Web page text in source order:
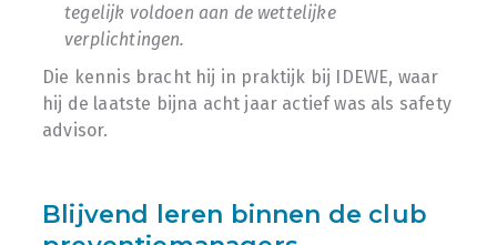
tegelijk voldoen aan de wettelijke
verplichtingen.
Die kennis bracht hij in praktijk bij IDEWE, waar
hij de laatste bijna acht jaar actief was als safety
advisor.
Blijvend leren binnen de club